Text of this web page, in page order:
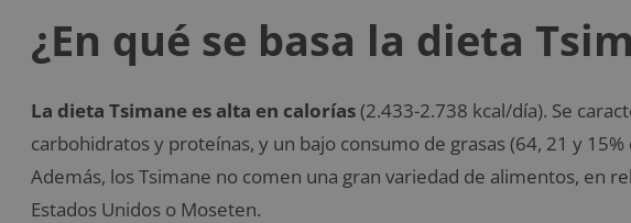
¿En qué se basa la dieta
La dieta Tsimane es alta en calorías(2.433-2.738 kcal/día). Se
carbohidratos y proteínas, y un bajo consumo de grasas (64, 21 y
Además, los Tsimane no comen una gran variedad de alimentos, en
Estados Unidos o Moseten.